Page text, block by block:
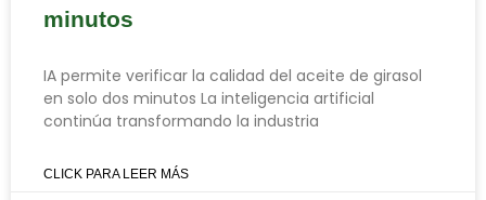
minutos
IA permite verificar la calidad del aceite de girasol
en solo dos minutos La inteligencia artificial
continúa transformando la industria
CLICK PARA LEER MÁS